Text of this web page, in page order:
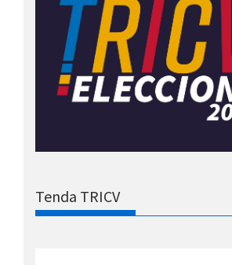
Tenda TRICV